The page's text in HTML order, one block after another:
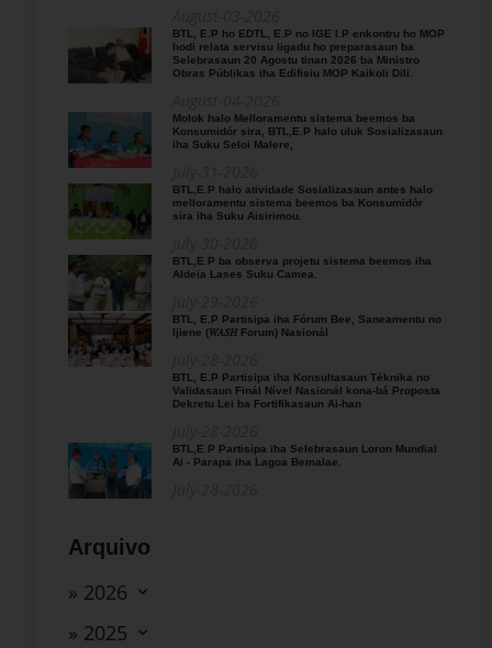
BTL, E.P ho EDTL, E.P no IGE I.P enkontru ho MOP
hodi relata servisu ligadu ho preparasaun ba
Selebrasaun 20 Agostu tinan 2026 ba Ministro
Obras Públikas iha Edifisiu MOP Kaikoli Dili.
Molok halo Melloramentu sistema beemos ba
Konsumidór sira, BTL,E.P halo uluk Sosializasaun
iha Suku Seloi Malere,
BTL,E.P halo atividade Sosializasaun antes halo
melloramentu sistema beemos ba Konsumidór
sira iha Suku Aisirimou.
BTL,E.P ba observa projetu sistema beemos iha
Aldeia Lases Suku Camea.
BTL, E.P Partisipa iha Fórum Bee, Saneamentu no
Ijiene (𝑊𝐴𝑆𝐻 Forum) Nasionál
BTL, E.P Partisipa iha Konsultasaun Téknika no
Validasaun Finál Nível Nasionál kona-bá Proposta
Dekretu Lei ba Fortifikasaun Ai-han
BTL,E.P Partisipa iha Selebrasaun Loron Mundial
Ai - Parapa iha Lagoa Bemalae.
Arquivo
» 2026
» 2025